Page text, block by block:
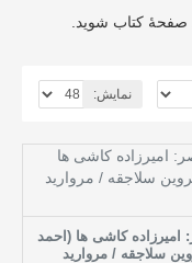
صفحهٔ کتاب شوید.
نمایش:
امیرزاده کاشی ها (احمد
سلاجقه / مروارید